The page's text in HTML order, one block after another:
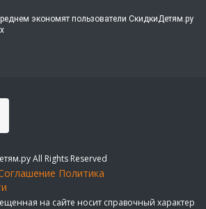
экономят пользователи СкидкиДетям.ру
All Rights Reserved
Политика
на сайте носит справочный характер